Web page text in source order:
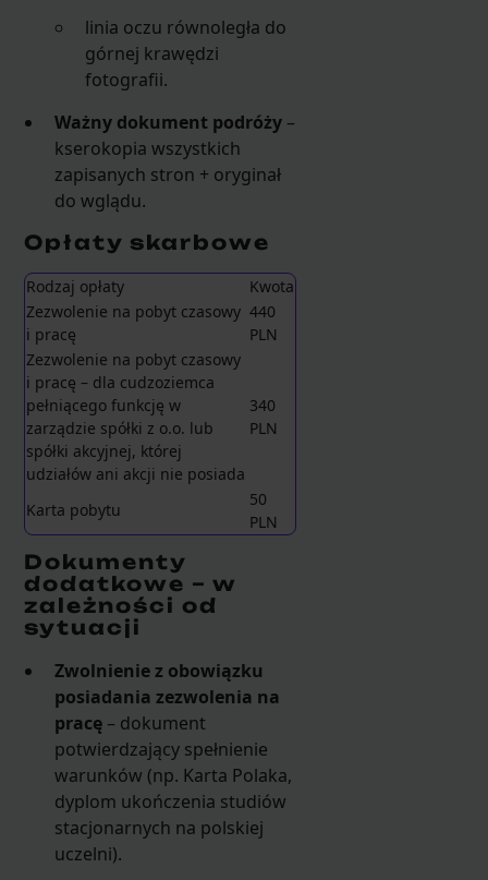
linia oczu równoległa do
górnej krawędzi
fotografii.
Ważny dokument podróży –
kserokopia wszystkich
zapisanych stron + oryginał
do wglądu.
Opłaty skarbowe
Rodzaj opłaty
Kwota
Zezwolenie na pobyt czasowy
i pracę
440
PLN
Zezwolenie na pobyt czasowy
i pracę – dla cudzoziemca
pełniącego funkcję w
zarządzie spółki z o.o. lub
spółki akcyjnej, której
udziałów ani akcji nie posiada
340
PLN
Karta pobytu
50
PLN
Dokumenty
dodatkowe – w
zależności od
sytuacji
Zwolnienie z obowiązku
posiadania zezwolenia na
pracę – dokument
potwierdzający spełnienie
warunków (np. Karta Polaka,
dyplom ukończenia studiów
stacjonarnych na polskiej
uczelni).